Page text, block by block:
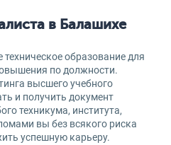
в Балашихе
техническое образование для
по должности.
высшего учебного
и получить документ
техникума, института,
вы без всякого риска
успешную карьеру.